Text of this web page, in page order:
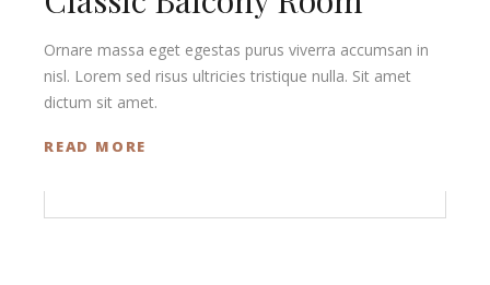
Ornare massa eget egestas purus viverra accumsan in
nisl. Lorem sed risus ultricies tristique nulla. Sit amet
dictum sit amet.
READ MORE